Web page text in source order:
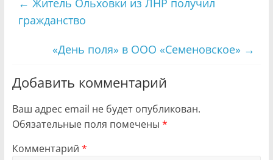
гражданство
«День поля» в OOO «Семеновское» →
Добавить комментарий
Ваш адрес email не будет опубликован.
Обязательные поля помечены *
Комментарий *